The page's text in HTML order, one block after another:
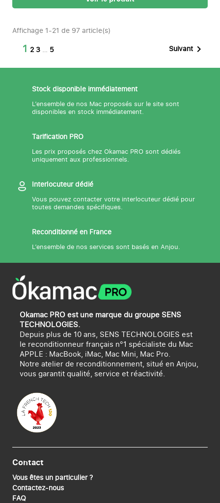
Affichage 1-21 de 97 article(s)
1 2 3 … 5 Suivant 
Stock disponible immédiatement
L’ensemble de nos Mac proposés sur le site sont
disponibles en stock immédiatement.
Tarification PRO
Les prix proposés chez Okamac PRO sont dédiés
uniquement aux professionnels.
Interlocuteur dédié
Vous pouvez contacter votre interlocuteur dédié pour
toutes demandes spécifiques.
Reconditionné en France
L’ensemble de nos services sont basés en Anjou.
Okamac PRO est une marque du groupe SENS
TECHNOLOGIES.
Depuis plus de 10 ans, SENS TECHNOLOGIES est
le reconditionneur français n°1 spécialiste du Mac
APPLE : MacBook, iMac, Mac Mini, Mac Pro.
Notre atelier de reconditionnement, situé en Anjou,
vous garantit qualité, service et réactivité.
Contact
FAQ
Contactez-nous
Vous êtes un particulier ?